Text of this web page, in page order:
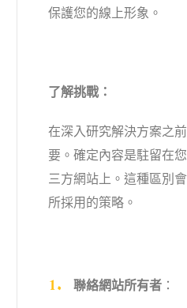
保護您的線上形象。
了解挑戰：
在深入研究解決方案之
要。確定內容是駐留在
三方網站上。這種區別
所採用的策略。
聯絡網站所有者：